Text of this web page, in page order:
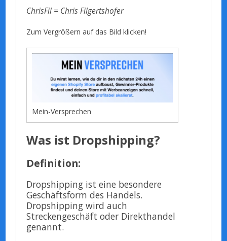
ChrisFil = Chris Filgertshofer
Zum Vergrößern auf das Bild klicken!
Mein-Versprechen
Was ist Dropshipping?
Definition:
Dropshipping ist eine besondere
Geschäftsform des Handels.
Dropshipping wird auch
Streckengeschäft oder Direkthandel
genannt.